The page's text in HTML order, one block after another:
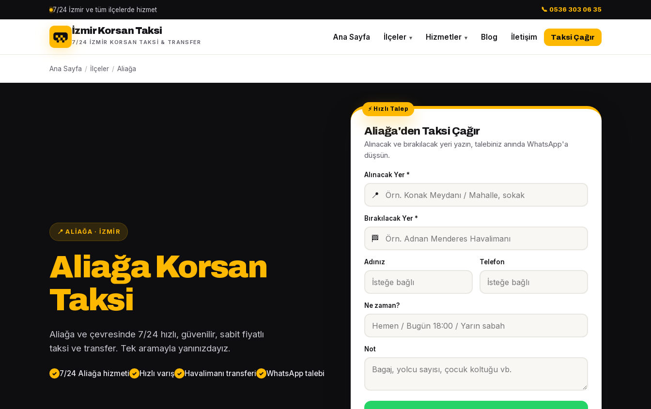
7/24 İzmir ve tüm ilçelerde hizmet 📞 0536 303 06 35
İzmir Korsan Taksi
7/24 İZMIR KORSAN TAKSI & TRANSFER
Ana Sayfa İlçeler ▾ Hizmetler ▾ Blog İletişim Taksi Çağır
Ana Sayfa / İlçeler / Aliağa
📍 ALIAĞA · İZMIR
Aliağa Korsan
Taksi
Aliağa ve çevresinde 7/24 hızlı, güvenilir, sabit fiyatlı
taksi ve transfer. Tek aramayla yanınızdayız.
7/24 Aliağa hizmeti Hızlı varış Havalimanı transferi WhatsApp talebi
Aliağa'den Taksi Çağır
Alınacak ve bırakılacak yeri yazın, talebiniz anında WhatsApp'a
düşsün.
Alınacak Yer *
📍
Bırakılacak Yer *
🏁
Adınız Telefon
Ne zaman?
Not